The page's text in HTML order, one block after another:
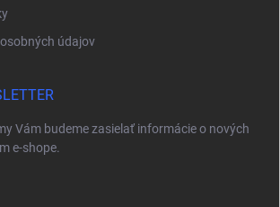
údajov
Vám budeme zasielať informácie o nových
e-shope.